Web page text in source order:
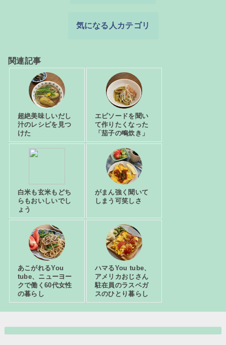
気になる人カテゴリ
関連記事
超絶美味しいだし
汁のレシピを見つ
けた
エピソードを聞い
て作りたくなった
「茄子の鴫炊き」
白米も玄米もどち
らもおいしいでし
ょう
がまん強く聞いて
しまう可笑しさ
あこがれるYou
tube、ニューヨー
クで働く60代女性
の暮らし
ハマるYou tube、
アメリカおじさん
駐在員のラスベガ
スのひとり暮らし